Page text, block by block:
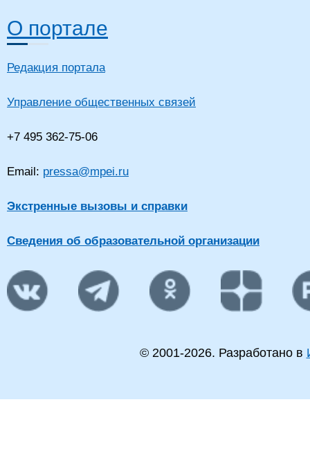
О портале
Редакция портала
Управление общественных связей
+7 495 362-75-06
Email: pressa@mpei.ru
Экстренные вызовы и справки
Сведения об образовательной организации
© 2001-2026. Разработано в